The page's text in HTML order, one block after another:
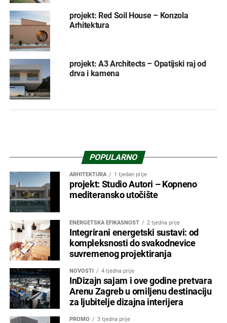
projekt: Red Soil House – Konzola
Arhitektura
projekt: A3 Architects – Opatijski raj od
drva i kamena
POPULARNO
ARHITEKTURA 1 tjedan prije
projekt: Studio Autori – Kopneno
mediteransko utočište
ENERGETSKA EFIKASNOST 2 tjedna prije
Integrirani energetski sustavi: od
kompleksnosti do svakodnevice
suvremenog projektiranja
NOVOSTI 4 tjedna prije
InDizajn sajam i ove godine pretvara
Arenu Zagreb u omiljenu destinaciju
za ljubitelje dizajna interijera
PROMO 3 tjedna prije